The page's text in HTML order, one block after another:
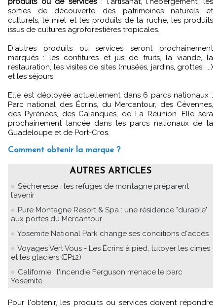
sorties de découverte des patrimoines naturels et
culturels, le miel et les produits de la ruche, les produits
issus de cultures agroforestières tropicales.
D'autres produits ou services seront prochainement
marqués : les confitures et jus de fruits, la viande, la
restauration, les visites de sites (musées, jardins, grottes, ...)
et les séjours.
Elle est déployée actuellement dans 6 parcs nationaux :
Parc national des Écrins, du Mercantour, des Cévennes,
des Pyrénées, des Calanques, de La Réunion. Elle sera
prochainement lancée dans les parcs nationaux de la
Guadeloupe et de Port-Cros.
Comment obtenir la marque ?
AUTRES ARTICLES
Sécheresse : les refuges de montagne préparent
l’avenir
Pure Montagne Resort & Spa : une résidence "durable"
aux portes du Mercantour
Yosemite National Park change ses conditions d'accès
Voyages Vert Vous - Les Écrins à pied, tutoyer les cimes
et les glaciers (EP12)
Californie : l'incendie Ferguson menace le parc
Yosemite
Pour l'obtenir, les produits ou services doivent répondre